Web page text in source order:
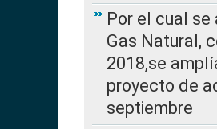
Por el cual
Gas Natural,
2018,se
proyecto de
septiembre